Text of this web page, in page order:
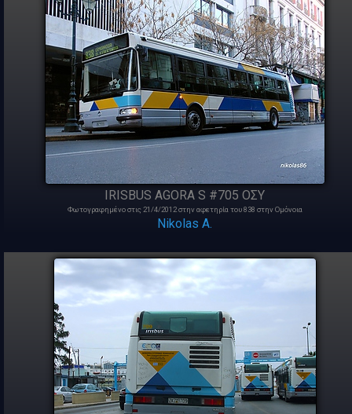
IRISBUS AGORA S #705 ΟΣΥ
Φωτογραφημένο στις 21/4/2012 στην αφετηρία του 838 στην Ομόνοια
Nikolas A.